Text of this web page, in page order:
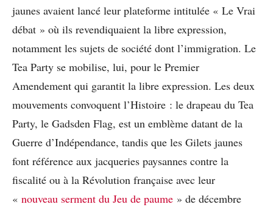
jaunes avaient lancé leur plateforme intitulée « Le Vrai
débat » où ils revendiquaient la libre expression,
notamment les sujets de société dont l’immigration. Le
Tea Party se mobilise, lui, pour le Premier
Amendement qui garantit la libre expression. Les deux
mouvements convoquent l’Histoire : le drapeau du Tea
Party, le Gadsden Flag, est un emblème datant de la
Guerre d’Indépendance, tandis que les Gilets jaunes
font référence aux jacqueries paysannes contre la
fiscalité ou à la Révolution française avec leur
« nouveau serment du Jeu de paume » de décembre